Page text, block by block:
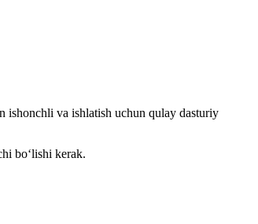
ishonchli va ishlatish uchun qulay dasturiy
bo‘lishi kerak.